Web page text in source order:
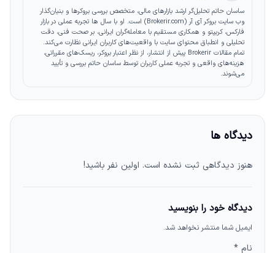
ساسان حاتم تحلیل‌گر ارشد بازارهای مالی، متخصص بررسی بروکرها و بنیان‌گذار
وب‌ سایت بروکر آی آر (Brokerir.com) است. او با سال‌ ها تجربه عملی در بازار
فارکس، کریپتو و همکاری مستقیم با معامله‌گران ایرانی، بر صحت فنی، دقت
تحلیلی و انطباق محتوای سایت با واقعیت‌های کاربران ایرانی نظارت می‌کند.
تمام مقالات Brokerir پیش از انتشار، از نظر اعتبار بروکر، ریسک‌های مقرراتی،
هزینه‌های واقعی و تجربه عملی کاربران توسط ساسان حاتم بررسی و تأیید
می‌شوند.
دیدگاه ها
هنوز دیدگاهی ثبت نشده است. اولین نفر باشید!
دیدگاه خود را بنویسید
ایمیل شما منتشر نخواهد شد.
نام *